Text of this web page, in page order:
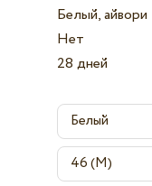
Белый, айвори
Нет
28 дней